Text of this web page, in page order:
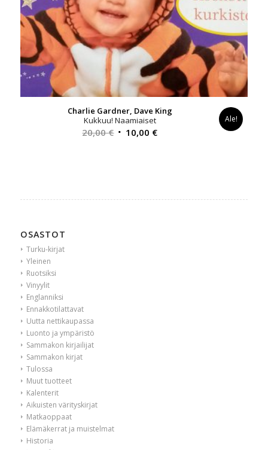
Charlie Gardner, Dave King
Kukkuu! Naamiaiset
20,00€ Alkuperäinen
10,00 €Nykyinen
Ale!
OSASTOT
Turku-kirjat
Yleinen
Ruotsiksi
Vinyylit
Englanniksi
Ennakkotilattavat
Uutta nettikaupassa
Luonto ja ympäristö
Sammakon kirjailijat
Sammakon kirjat
Tulossa
Muut tuotteet
Kalenterit
Aikuisten värityskirjat
Matkaoppaat
Elämäkerrat ja muistelmat
Historia